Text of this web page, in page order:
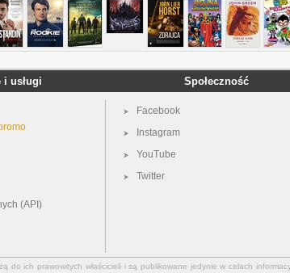
i usługi
(API)
Społeczność
Facebook
Instagram
YouTube
Twitter
do ich prawowitych właścicieli i są publikowane jedynie w celach